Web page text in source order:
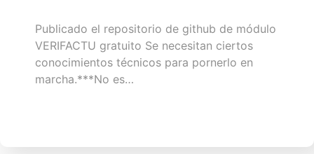
Publicado el repositorio de github de módulo
VERIFACTU gratuito Se necesitan ciertos
conocimientos técnicos para pornerlo en
marcha.***No es…